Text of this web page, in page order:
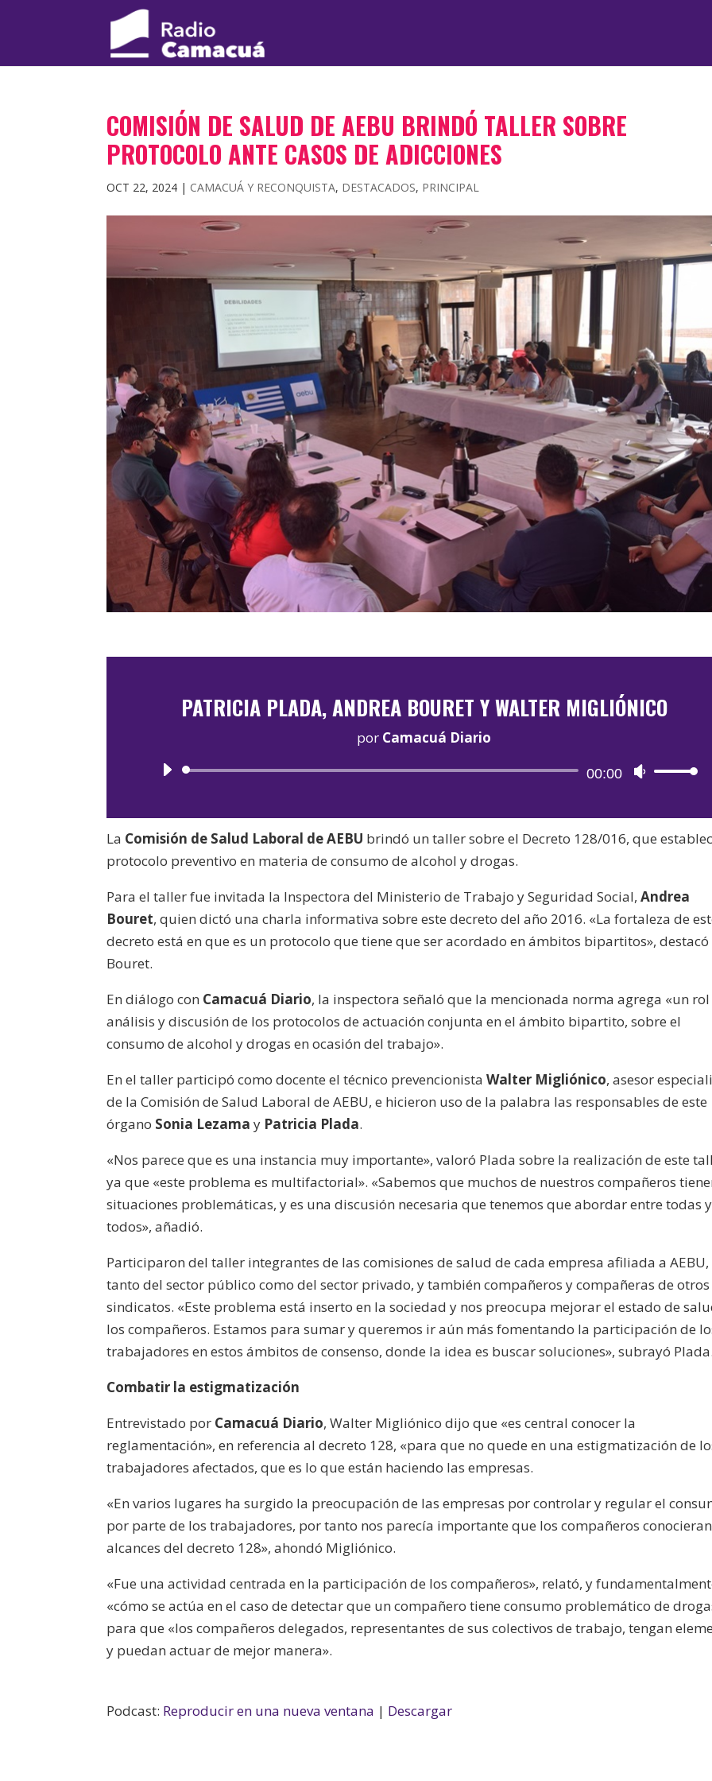
COMISIÓN DE SALUD DE AEBU BRINDÓ TALLER SOBRE
PROTOCOLO ANTE CASOS DE ADICCIONES
OCT 22, 2024 | CAMACUÁ Y RECONQUISTA, DESTACADOS, PRINCIPAL
PATRICIA PLADA, ANDREA BOURET Y WALTER MIGLIÓNICO
por Camacuá Diario
Reproductor
audio
00:00
Utiliza
teclas
de
para
aumentar
o
el
volumen.
La Comisión de Salud Laboral de AEBU brindó un taller sobre el Decreto 128/016, que
protocolo preventivo en materia de consumo de alcohol y drogas.
Para el taller fue invitada la Inspectora del Ministerio de Trabajo y Seguridad Social,Andrea
Bouret, quien dictó una charla informativa sobre este decreto del año 2016. «La fortaleza de
decreto está en que es un protocolo que tiene que ser acordado en ámbitos bipartitos», destacó
Bouret.
En diálogo con Camacuá Diario, la inspectora señaló que la mencionada norma agrega «un rol
análisis y discusión de los protocolos de actuación conjunta en el ámbito bipartito, sobre el
consumo de alcohol y drogas en ocasión del trabajo».
En el taller participó como docente el técnico prevencionistaWalter Migliónico, asesor
de la Comisión de Salud Laboral de AEBU, e hicieron uso de la palabra las responsables de este
órgano Sonia Lezama y Patricia Plada.
«Nos parece que es una instancia muy importante», valoró Plada sobre la realización de este
ya que «este problema es multifactorial». «Sabemos que muchos de nuestros compañeros
situaciones problemáticas, y es una discusión necesaria que tenemos que abordar entre todas y
todos», añadió.
Participaron del taller integrantes de las comisiones de salud de cada empresa afiliada a AEBU,
tanto del sector público como del sector privado, y también compañeros y compañeras de otros
sindicatos. «Este problema está inserto en la sociedad y nos preocupa mejorar el estado de
los compañeros. Estamos para sumar y queremos ir aún más fomentando la participación de
trabajadores en estos ámbitos de consenso, donde la idea es buscar soluciones», subrayó Plada.
Combatir la estigmatización
Entrevistado por Camacuá Diario, Walter Migliónico dijo que «es central conocer la
reglamentación», en referencia al decreto 128, «para que no quede en una estigmatización de
trabajadores afectados, que es lo que están haciendo las empresas.
«En varios lugares ha surgido la preocupación de las empresas por controlar y regular el
por parte de los trabajadores, por tanto nos parecía importante que los compañeros
alcances del decreto 128», ahondó Migliónico.
«Fue una actividad centrada en la participación de los compañeros», relató, y
«cómo se actúa en el caso de detectar que un compañero tiene consumo problemático de
para que «los compañeros delegados, representantes de sus colectivos de trabajo, tengan
y puedan actuar de mejor manera».
Podcast: Reproducir en una nueva ventana | Descargar